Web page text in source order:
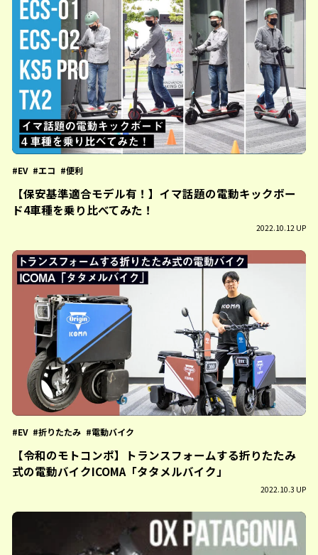
EV エコ 便利
【保安基準適合モデル有！】イマ話題の電動キックボー
ド4車種を乗り比べてみた！
2022.10.12 UP
EV 折りたたみ 電動バイク
【令和のモトコンポ】トランスフォームする折りたたみ
式の電動バイクICOMA「タタメルバイク」
2022.10.3 UP